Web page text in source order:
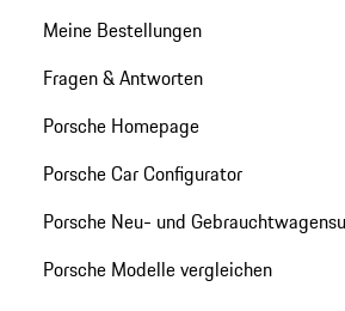
Meine Bestellungen
Fragen & Antworten
Porsche Homepage
Porsche Car Configurator
Porsche Neu- und
Porsche Modelle vergleichen